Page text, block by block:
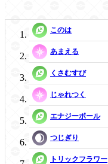
このは
あまえる
くさむすび
じゃれつく
エナジーボール
つじぎり
トリックフラワー